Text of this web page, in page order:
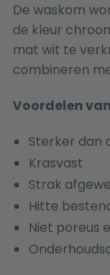
De waskom
de kleur
mat wit te
combineren
Voordelen
Sterker dan
Krasvast
Strak
Hitte
Niet poreus